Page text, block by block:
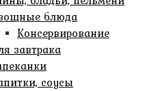
блюда
Консервирование
завтрака
соусы